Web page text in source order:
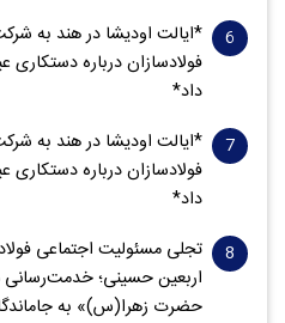
*ایالت اودیشا در هند به
فولادسازان درباره
داد*
*ایالت اودیشا در هند به
فولادسازان درباره
داد*
تجلی مسئولیت اجتماعی
اربعین حسینی؛
حضرت زهرا(س)» به